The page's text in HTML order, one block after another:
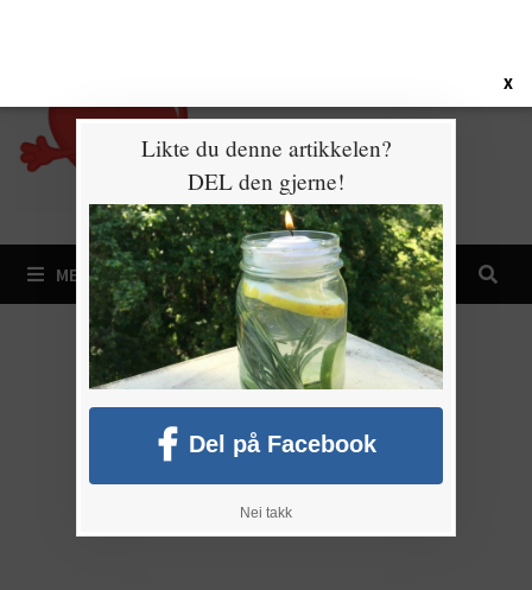
MENY
X
Likte du denne artikkelen?
DEL den gjerne!
Del på Facebook
Nei takk